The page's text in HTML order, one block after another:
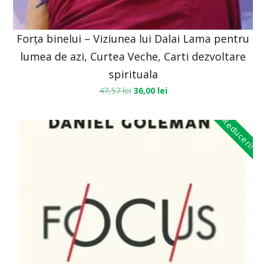
Forța binelui – Viziunea lui Dalai Lama pentru
lumea de azi, Curtea Veche, Carti dezvoltare
spirituala
47,57lei 36,00 lei
Reduceri!